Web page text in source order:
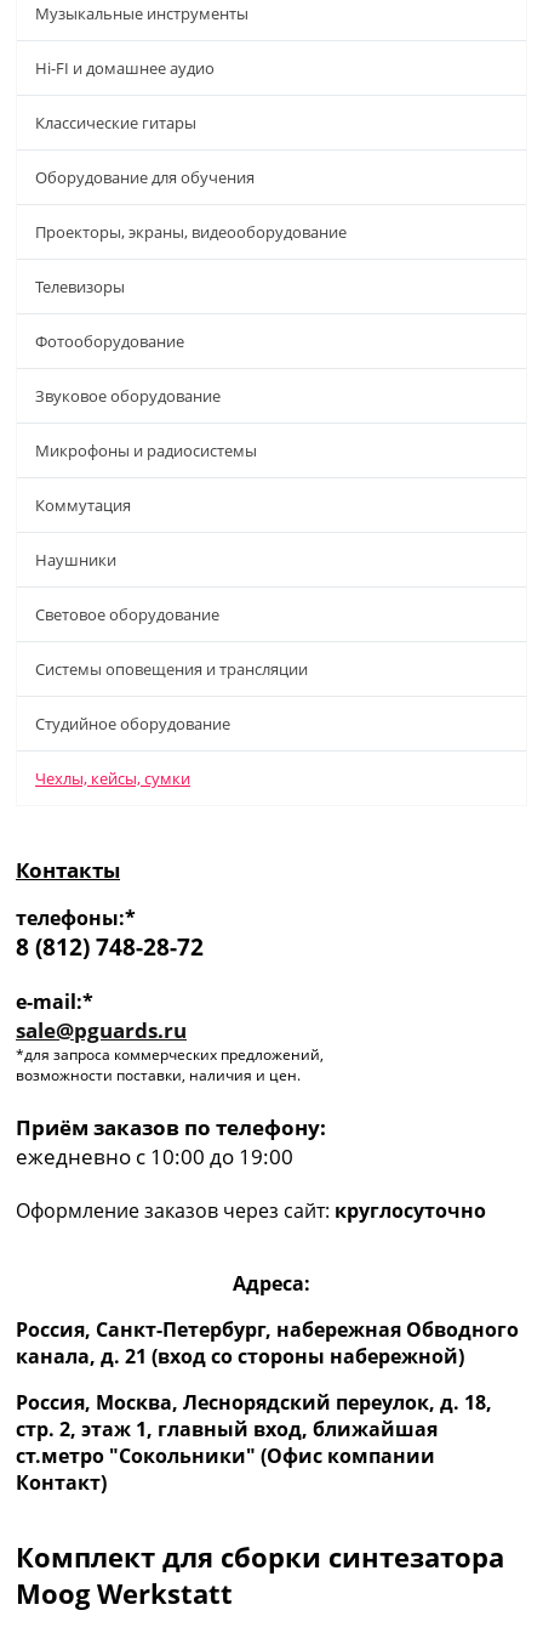
Музыкальные инструменты
Hi-FI и домашнее аудио
Классические гитары
Оборудование для обучения
Проекторы, экраны, видеооборудование
Телевизоры
Фотооборудование
Звуковое оборудование
Микрофоны и радиосистемы
Коммутация
Наушники
Световое оборудование
Системы оповещения и трансляции
Студийное оборудование
Чехлы, кейсы, сумки
Контакты
телефоны:*
8 (812) 748-28-72
e-mail:*
sale@pguards.ru
*для запроса коммерческих предложений,
возможности поставки, наличия и цен.
Приём заказов по телефону:
ежедневно с 10:00 до 19:00
Оформление заказов через сайт: круглосуточно
Адреса:
Россия, Санкт-Петербург, набережная Обводного
канала, д. 21 (вход со стороны набережной)
Россия, Москва, Леснорядский переулок, д. 18,
стр. 2, этаж 1, главный вход, ближайшая
ст.метро "Сокольники" (Офис компании
Контакт)
Комплект для сборки синтезатора
Moog Werkstatt